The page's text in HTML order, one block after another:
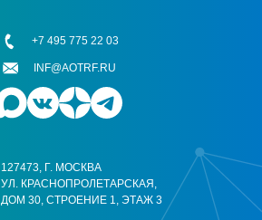
127473, Г. МОСКВА
УЛ. КРАСНОПРОЛЕТАРСКАЯ,
ДОМ 30, СТРОЕНИЕ 1, ЭТАЖ 3
+7 495 775 22 03
INF@AOTRF.RU